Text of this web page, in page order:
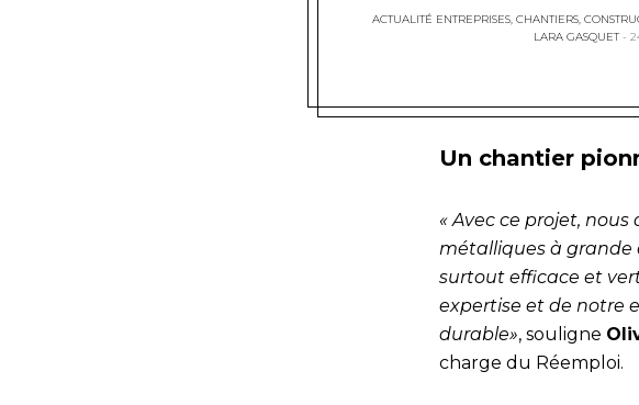
ACTUALITÉ ENTREPRISES, CHANTIERS,
LARA GASQUET
Un chantier
« Avec ce projet,
métalliques à grande
surtout efficace et
expertise et de notre
durable», souligne
charge du Réemploi.